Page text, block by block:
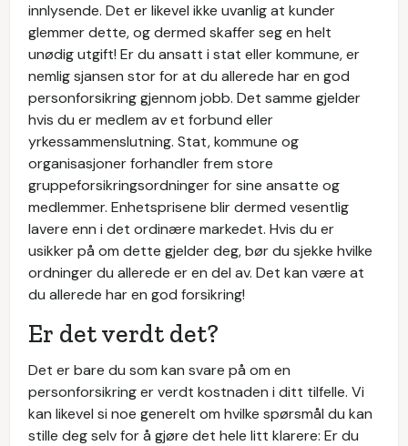
innlysende. Det er likevel ikke uvanlig at kunder
glemmer dette, og dermed skaffer seg en helt
unødig utgift! Er du ansatt i stat eller kommune, er
nemlig sjansen stor for at du allerede har en god
personforsikring gjennom jobb. Det samme gjelder
hvis du er medlem av et forbund eller
yrkessammenslutning. Stat, kommune og
organisasjoner forhandler frem store
gruppeforsikringsordninger for sine ansatte og
medlemmer. Enhetsprisene blir dermed vesentlig
lavere enn i det ordinære markedet. Hvis du er
usikker på om dette gjelder deg, bør du sjekke hvilke
ordninger du allerede er en del av. Det kan være at
du allerede har en god forsikring!
Er det verdt det?
Det er bare du som kan svare på om en
personforsikring er verdt kostnaden i ditt tilfelle. Vi
kan likevel si noe generelt om hvilke spørsmål du kan
stille deg selv for å gjøre det hele litt klarere: Er du